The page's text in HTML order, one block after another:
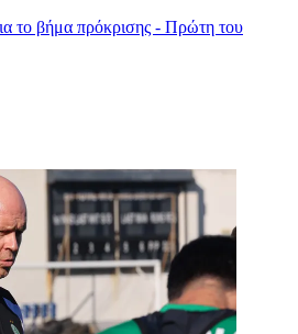
το βήμα πρόκρισης - Πρώτη του